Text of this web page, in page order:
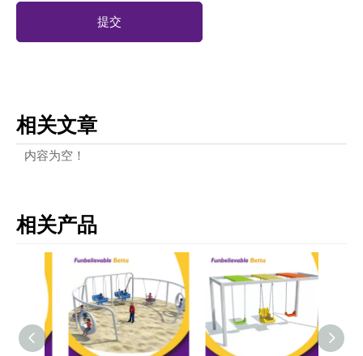
提交
相关文章
内容为空！
相关产品